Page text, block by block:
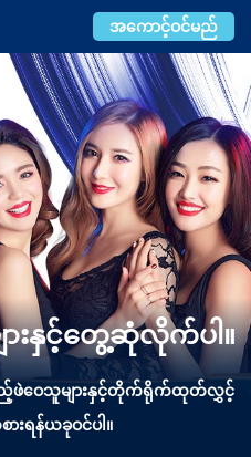
အကောင့်ဝင်မည်
းနှင့်တွေ့ဆုံလိုက်ပါ။
ည့်ဖဲဝေသူများနှင့်တိုက်ရိုက်ထုတ်လွှင့်
ားရန်ယခုဝင်ပါ။